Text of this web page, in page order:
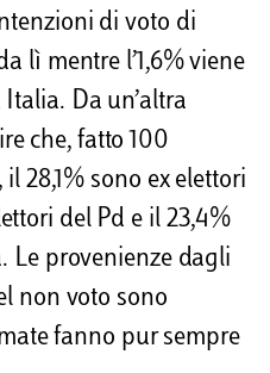
di voto di
lì mentre l’1,6% viene
Italia. Da un’altra
che, fatto 100
28,1% sono ex elettori
del Pd e il 23,4%
Le provenienze dagli
non voto sono
fanno pur sempre